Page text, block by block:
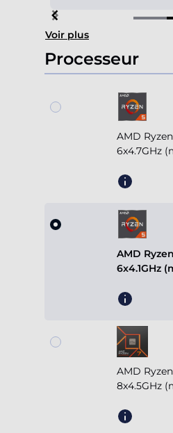
Item
4
of
4
Voir plus
Processeur
AMD
6x4.7GHz
AMD
6x4.1GHz
AMD
8x4.5GHz